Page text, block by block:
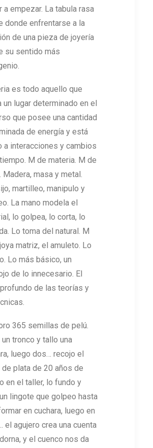
a empezar. La tabula rasa
donde enfrentarse a la
de una pieza de joyería
su sentido más
es todo aquello que
un lugar determinado en el
que posee una cantidad
de energía y está
a interacciones y cambios
M de materia. M de
Madera, masa y metal.
martilleo, manipulo y
La mano modela el
lo golpea, lo corta, lo
Lo toma del natural. M
matriz, el amuleto. Lo
Lo más básico, un
de lo innecesario. El
de las teorías y
365 semillas de pelú.
un tronco y tallo una
luego dos… recojo el
plata de 20 años de
en el taller, lo fundo y
lingote que golpeo hasta
en cuchara, luego en
el agujero crea una cuenta
y el cuenco nos da